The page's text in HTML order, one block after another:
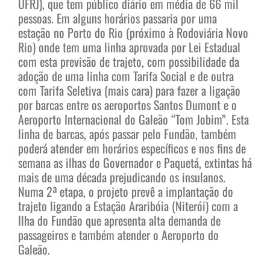
pessoas. Em alguns horários passaria por uma
estação no Porto do Rio (próximo à Rodoviária Novo
Rio) onde tem uma linha aprovada por Lei Estadual
com esta previsão de trajeto, com possibilidade da
adoção de uma linha com Tarifa Social e de outra
com Tarifa Seletiva (mais cara) para fazer a ligação
por barcas entre os aeroportos Santos Dumont e o
Aeroporto Internacional do Galeão “Tom Jobim”. Esta
linha de barcas, após passar pelo Fundão, também
poderá atender em horários específicos e nos fins de
semana as ilhas do Governador e Paquetá, extintas há
mais de uma década prejudicando os insulanos.
Numa 2ª etapa, o projeto prevê a implantação do
trajeto ligando a Estação Araribóia (Niterói) com a
Ilha do Fundão que apresenta alta demanda de
passageiros e também atender o Aeroporto do
Galeão.